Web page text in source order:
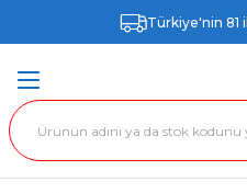
Türkiye'nin 81